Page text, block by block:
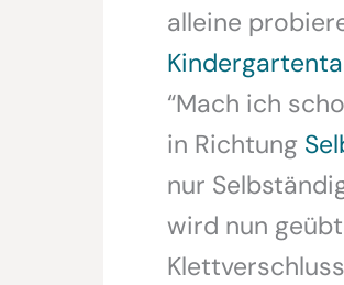
alleine
“Mach ich
in Richtung
nur
wird nun